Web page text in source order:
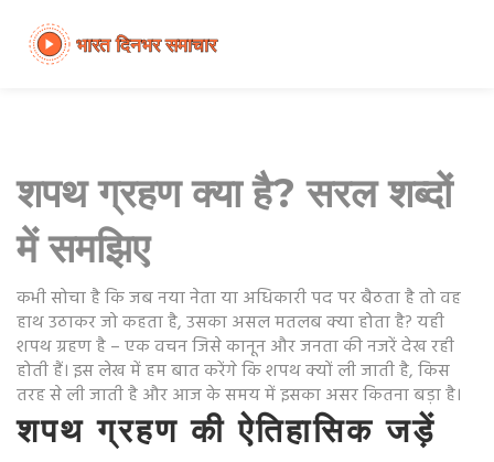
शपथ ग्रहण क्या है? सरल शब्दों
में समझिए
कभी सोचा है कि जब नया नेता या अधिकारी पद पर बैठता है तो वह
हाथ उठाकर जो कहता है, उसका असल मतलब क्या होता है? यही
शपथ ग्रहण है – एक वचन जिसे कानून और जनता की नजरें देख रही
होती हैं। इस लेख में हम बात करेंगे कि शपथ क्यों ली जाती है, किस
तरह से ली जाती है और आज के समय में इसका असर कितना बड़ा है।
शपथ ग्रहण की ऐतिहासिक जड़ें